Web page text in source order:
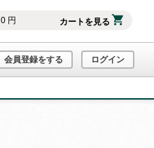
0円 カートを見る
会員登録をする ログイン